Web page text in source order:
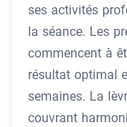
ses activités
la séance. Les
commencent à
résultat optimal
semaines. La
couvrant